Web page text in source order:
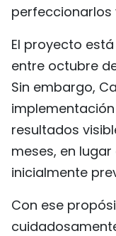
perfeccionarlos
El proyecto
entre octubre
Sin embargo,
resultados
meses, en
inicialmente
Con ese